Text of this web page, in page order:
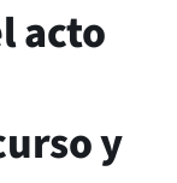
acto
y